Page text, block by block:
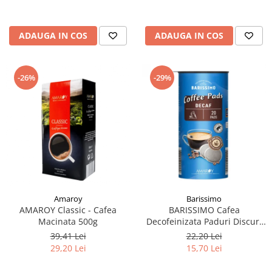
ADAUGA IN COS ADAUGA IN COS
-26%
Amaroy
AMAROY Classic - Cafea
Macinata 500g
39,41 Lei
29,20 Lei
-29%
Barissimo
BARISSIMO Cafea
Decofeinizata Paduri Discuri
Senseo 62mm Monodoze
20buc - 140g
22,20 Lei
15,70 Lei